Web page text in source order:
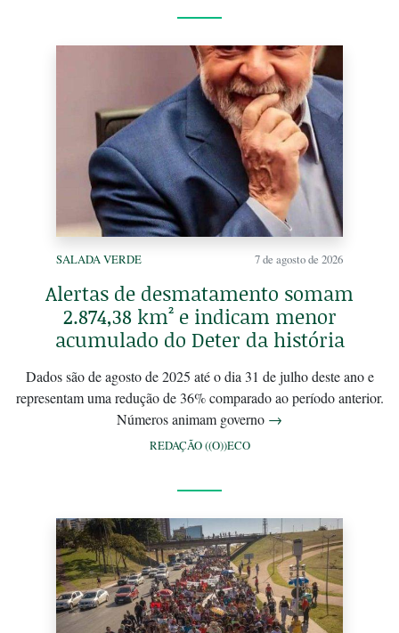
SALADA VERDE 7 de agosto de 2026
Alertas de desmatamento somam
2.874,38 km² e indicam menor
acumulado do Deter da história
Dados são de agosto de 2025 até o dia 31 de julho deste ano e
representam uma redução de 36% comparado ao período anterior.
Números animam governo →
REDAÇÃO ((O))ECO